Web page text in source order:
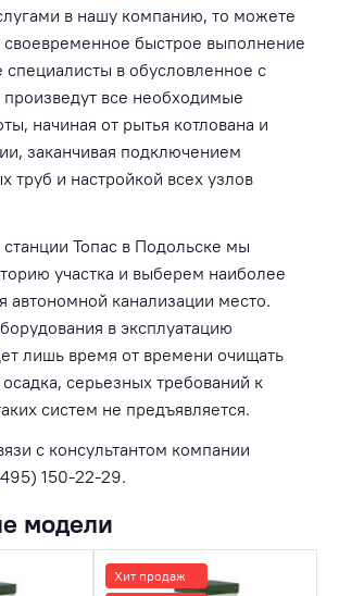
в нашу компанию, то можете
своевременное быстрое выполнение
в обусловленное с
все необходимые
начиная от рытья котлована и
заканчивая подключением
труб и настройкой всех узлов
Топас в Подольске мы
участка и выберем наиболее
автономной канализации место.
в эксплуатацию
лишь время от времени очищать
серьезных требований к
систем не предъявляется.
с консультантом компании
150-22-29.
модели
Хит продаж